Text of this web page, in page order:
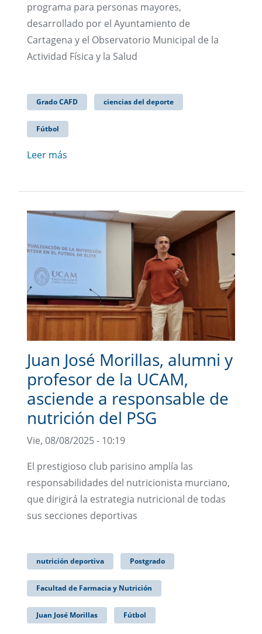
programa para personas mayores,
desarrollado por el Ayuntamiento de
Cartagena y el Observatorio Municipal de la
Actividad Física y la Salud
Grado CAFD ciencias del deporte
Fútbol
Leer más
Juan José Morillas, alumni y
profesor de la UCAM,
asciende a responsable de
nutrición del PSG
Vie, 08/08/2025 - 10:19
El prestigioso club parisino amplía las
responsabilidades del nutricionista murciano,
que dirigirá la estrategia nutricional de todas
sus secciones deportivas
nutrición deportiva Postgrado
Facultad de Farmacia y Nutrición
Juan José Morillas Fútbol